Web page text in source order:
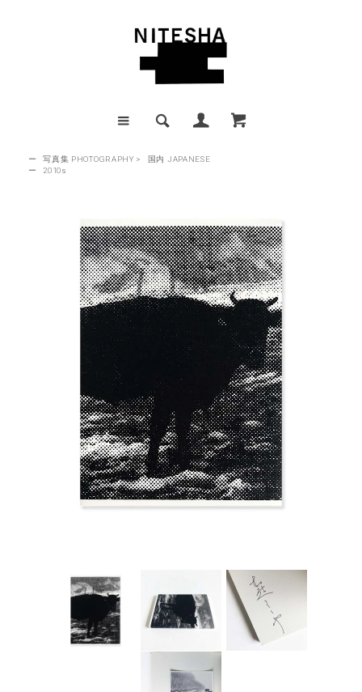
ー 写真集 PHOTOGRAPHY >
国内 JAPANESE
ー
2010s